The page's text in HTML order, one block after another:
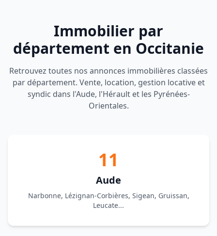
Immobilier par
département en Occitanie
Retrouvez toutes nos annonces immobilières classées
par département. Vente, location, gestion locative et
syndic dans l'Aude, l'Hérault et les Pyrénées-
Orientales.
11
Aude
Narbonne, Lézignan-Corbières, Sigean, Gruissan,
Leucate...